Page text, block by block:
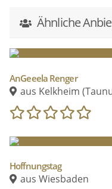
Erinnerungsreise
Anekdoten und
Abschied zu nehmen
Erinnern zu trösten,
Ähnliche
AnGeeela Renger
aus Kelkheim
Hoffnungstag
aus Wiesbaden